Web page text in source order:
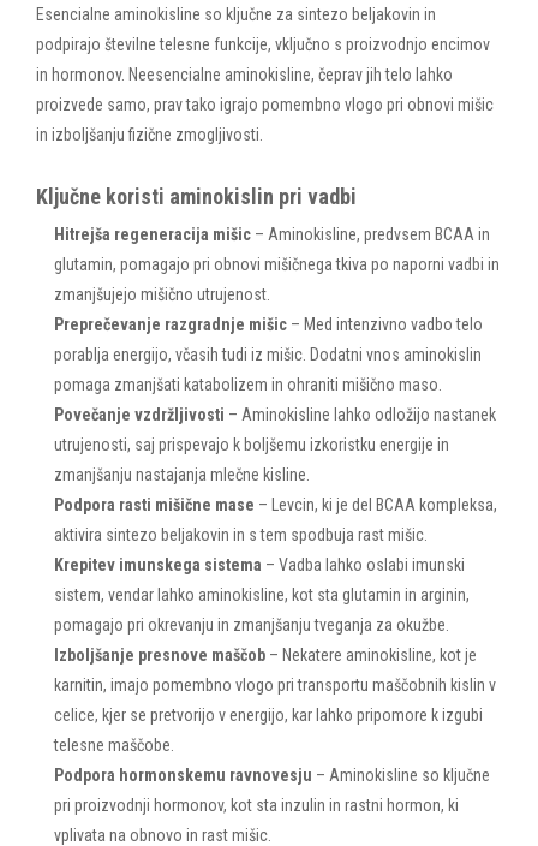
Esencialne aminokisline so ključne za sintezo beljakovin in
podpirajo številne telesne funkcije, vključno s proizvodnjo encimov
in hormonov. Neesencialne aminokisline, čeprav jih telo lahko
proizvede samo, prav tako igrajo pomembno vlogo pri obnovi mišic
in izboljšanju fizične zmogljivosti.
Ključne koristi aminokislin pri vadbi
Hitrejša regeneracija mišic – Aminokisline, predvsem BCAA in
glutamin, pomagajo pri obnovi mišičnega tkiva po naporni vadbi in
zmanjšujejo mišično utrujenost.
Preprečevanje razgradnje mišic – Med intenzivno vadbo telo
porablja energijo, včasih tudi iz mišic. Dodatni vnos aminokislin
pomaga zmanjšati katabolizem in ohraniti mišično maso.
Povečanje vzdržljivosti – Aminokisline lahko odložijo nastanek
utrujenosti, saj prispevajo k boljšemu izkoristku energije in
zmanjšanju nastajanja mlečne kisline.
Podpora rasti mišične mase – Levcin, ki je del BCAA kompleksa,
aktivira sintezo beljakovin in s tem spodbuja rast mišic.
Krepitev imunskega sistema – Vadba lahko oslabi imunski
sistem, vendar lahko aminokisline, kot sta glutamin in arginin,
pomagajo pri okrevanju in zmanjšanju tveganja za okužbe.
Izboljšanje presnove maščob – Nekatere aminokisline, kot je
karnitin, imajo pomembno vlogo pri transportu maščobnih kislin v
celice, kjer se pretvorijo v energijo, kar lahko pripomore k izgubi
telesne maščobe.
Podpora hormonskemu ravnovesju – Aminokisline so ključne
pri proizvodnji hormonov, kot sta inzulin in rastni hormon, ki
vplivata na obnovo in rast mišic.